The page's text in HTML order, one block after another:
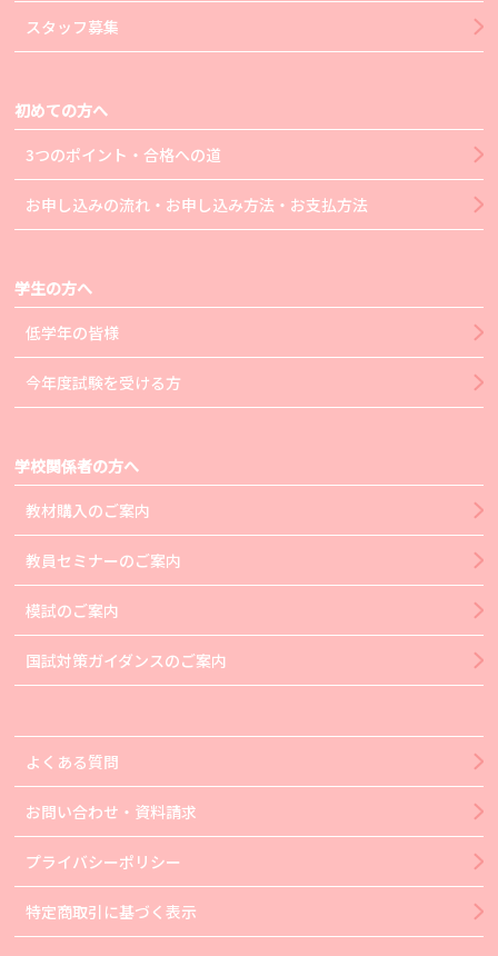
スタッフ募集
初めての方へ
3つのポイント・合格への道
お申し込みの流れ・お申し込み方法・お支払方法
学生の方へ
低学年の皆様
今年度試験を受ける方
学校関係者の方へ
教材購入のご案内
教員セミナーのご案内
模試のご案内
国試対策ガイダンスのご案内
よくある質問
お問い合わせ・資料請求
プライバシーポリシー
特定商取引に基づく表示